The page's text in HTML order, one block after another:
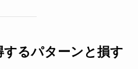
するパターンと損す